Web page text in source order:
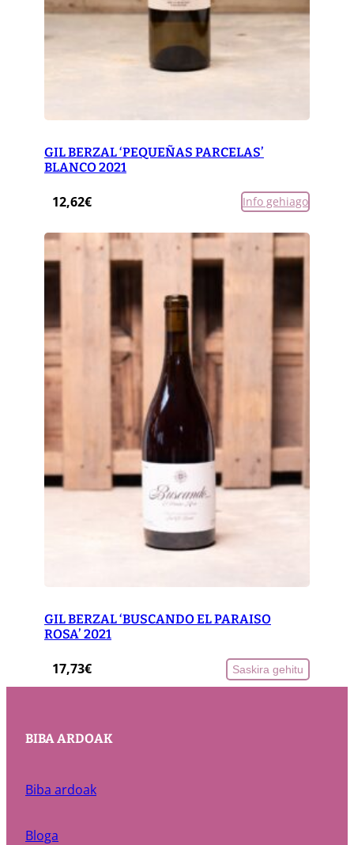
GIL BERZAL ‘PEQUEÑAS PARCELAS’
BLANCO 2021
12,62€ Info gehiago
GIL BERZAL ‘BUSCANDO EL PARAISO
ROSA’ 2021
17,73€ Saskira gehitu
BIBA ARDOAK
Biba ardoak
Bloga